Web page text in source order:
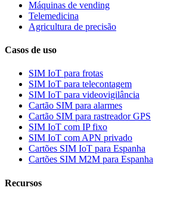
Máquinas de vending
Telemedicina
Agricultura de precisão
Casos de uso
SIM IoT para frotas
SIM IoT para telecontagem
SIM IoT para videovigilância
Cartão SIM para alarmes
Cartão SIM para rastreador GPS
SIM IoT com IP fixo
SIM IoT com APN privado
Cartões SIM IoT para Espanha
Cartões SIM M2M para Espanha
Recursos